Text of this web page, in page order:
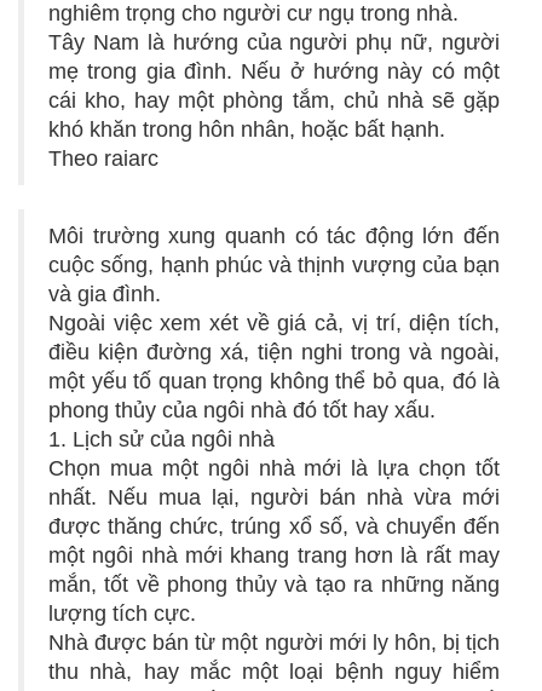
nghiêm trọng cho người cư ngụ trong nhà.
Tây Nam là hướng của người phụ nữ, người
mẹ trong gia đình. Nếu ở hướng này có một
cái kho, hay một phòng tắm, chủ nhà sẽ gặp
khó khăn trong hôn nhân, hoặc bất hạnh.
Theo raiarc
Môi trường xung quanh có tác động lớn đến
cuộc sống, hạnh phúc và thịnh vượng của bạn
và gia đình.
Ngoài việc xem xét về giá cả, vị trí, diện tích,
điều kiện đường xá, tiện nghi trong và ngoài,
một yếu tố quan trọng không thể bỏ qua, đó là
phong thủy của ngôi nhà đó tốt hay xấu.
1. Lịch sử của ngôi nhà
Chọn mua một ngôi nhà mới là lựa chọn tốt
nhất. Nếu mua lại, người bán nhà vừa mới
được thăng chức, trúng xổ số, và chuyển đến
một ngôi nhà mới khang trang hơn là rất may
mắn, tốt về phong thủy và tạo ra những năng
lượng tích cực.
Nhà được bán từ một người mới ly hôn, bị tịch
thu nhà, hay mắc một loại bệnh nguy hiểm